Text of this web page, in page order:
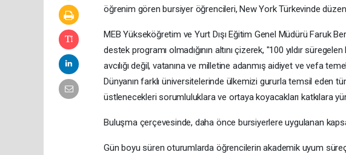
öğrenim gören bursiyer öğrencileri, New York Türkevinde
MEB Yükseköğretim ve Yurt Dışı Eğitim Genel Müdürü Faruk
destek programı olmadığının altını çizerek, "100 yıldır
avcılığı değil, vatanına ve milletine adanmış aidiyet ve vefa
Dünyanın farklı üniversitelerinde ülkemizi gururla temsil eden
üstlenecekleri sorumluluklara ve ortaya koyacakları katkılara
Buluşma çerçevesinde, daha önce bursiyerlere uygulanan
Gün boyu süren oturumlarda öğrencilerin akademik uyum